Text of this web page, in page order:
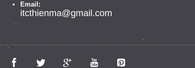
Email:
itcthienma@gmail.com